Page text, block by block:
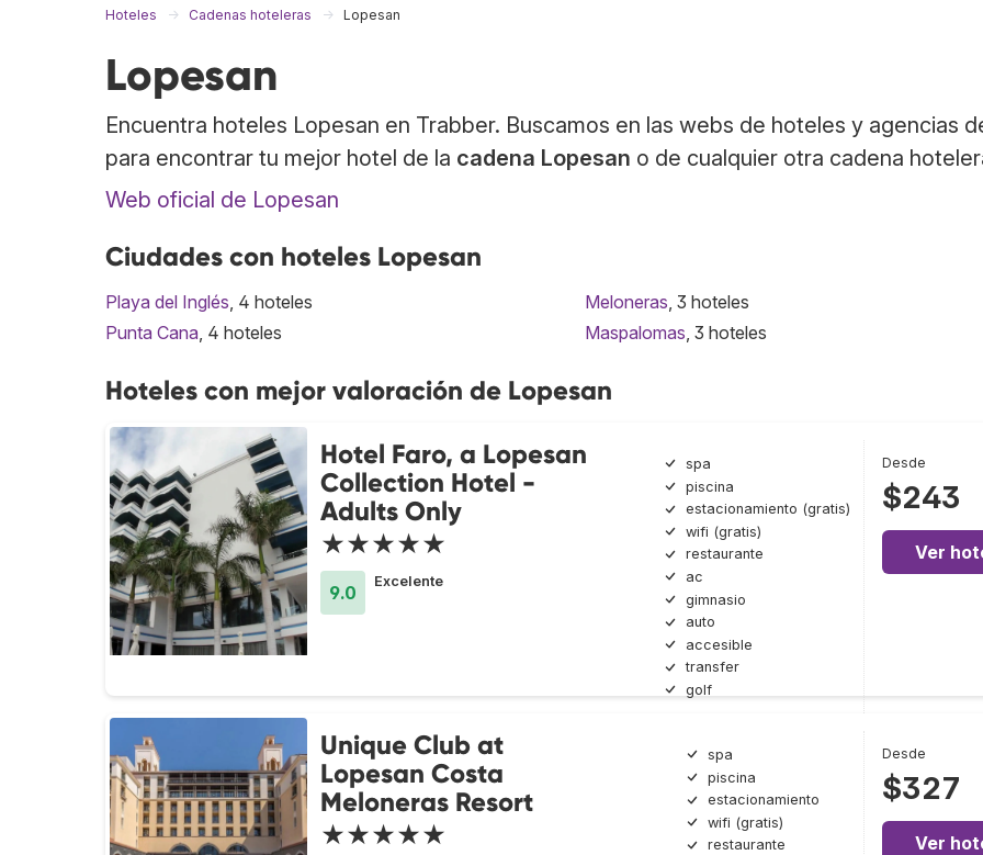
Hoteles Cadenas hoteleras Lopesan
Lopesan
Encuentra hoteles Lopesan en Trabber. Buscamos en las webs de hoteles y agencias
para encontrar tu mejor hotel de la cadena Lopesan o de cualquier otra cadena
Web oficial de Lopesan
Ciudades con hoteles Lopesan
Playa del Inglés, 4 hoteles
Punta Cana, 4 hoteles
Meloneras, 3 hoteles
Maspalomas, 3 hoteles
Hoteles con mejor valoración de Lopesan
Hotel Faro, a Lopesan
Collection Hotel -
Adults Only
★★★★★
9.0
Excelente
spa
piscina
estacionamiento (gratis)
wifi (gratis)
restaurante
ac
gimnasio
auto
accesible
transfer
golf
Desde
$243
Ver
Unique Club at
Lopesan Costa
Meloneras Resort
★★★★★
spa
piscina
estacionamiento
wifi (gratis)
restaurante
Desde
$327
Ver